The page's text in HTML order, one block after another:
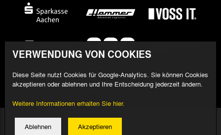
© 2026 Alemannia Aachen - Alle Rechte vorbehalten
VERWENDUNG VON COOKIES
Diese Seite nutzt Cookies für Google-Analytics. Sie können Cookies
akzeptieren oder ablehnen und Ihre Entscheidung jederzeit ändern.
Weitere Informationen erhalten Sie hier.
Ablehnen Akzeptieren